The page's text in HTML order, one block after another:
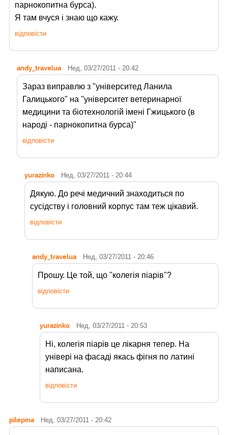
парнокопитна бурса).
Я там вчуся і знаю що кажу.
відповісти
andy_travelua Нед, 03/27/2011 - 20:42
Зараз виправлю з "університед Ланила
Галицького" на "університет ветеринарної
медицини та біотехнологій імені Гжицького (в
народі - парнокопитна бурса)"
відповісти
yurazinko Нед, 03/27/2011 - 20:44
Дякую. До речі медичний знаходиться по
сусідству і головний корпус там теж цікавий.
відповісти
andy_travelua Нед, 03/27/2011 - 20:46
Прошу. Це той, що "колегія піарів"?
відповісти
yurazinko Нед, 03/27/2011 - 20:53
Ні, колегія піарів це лікарня тепер. На
універі на фасаді якась фігня по латині
написана.
відповісти
pilepina Нед, 03/27/2011 - 20:42